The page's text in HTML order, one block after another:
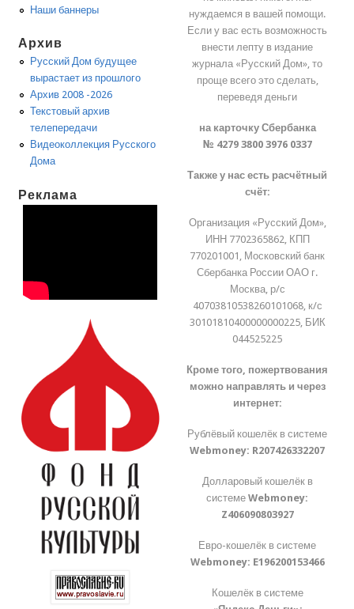
Наши баннеры
Архив
Русский Дом будущее
вырастает из прошлого
Архив 2008 -2026
Текстовый архив
телепередачи
Видеоколлекция Русского
Дома
Реклама
нуждаемся в вашей помощи.
Если у вас есть возможность
внести лепту в издание
журнала «Русский Дом», то
проще всего это сделать,
переведя деньги
на карточку Сбербанка
№ 4279 3800 3976 0337
Также у нас есть расчётный
счёт:
Организация «Русский Дом»,
ИНН 7702365862, КПП
770201001, Московский банк
Сбербанка России ОАО г.
Москва, р/с
40703810538260101068, к/с
30101810400000000225, БИК
044525225
Кроме того, пожертвования
можно направлять и через
интернет:
Рублёвый кошелёк в системе
Webmoney: R207426332207
Долларовый кошелёк в
системеWebmoney:
Z406090803927
Евро-кошелёк в системе
Webmoney: E196200153466
Кошелёк в системе